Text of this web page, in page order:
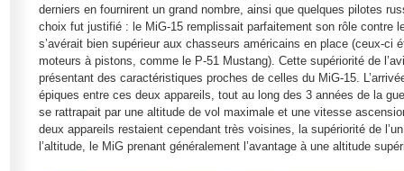
derniers en fournirent un grand nombre, ainsi que quelques pilotes
choix fut justifié : le MiG-15 remplissait parfaitement son rôle contre
s’avérait bien supérieur aux chasseurs américains en place (ceux-
moteurs à pistons, comme le P-51 Mustang). Cette supériorité de
présentant des caractéristiques proches de celles du MiG-15.
épiques entre ces deux appareils, tout au long des 3 années de la
se rattrapait par une altitude de vol maximale et une vitesse
deux appareils restaient cependant très voisines, la supériorité de
l’altitude, le MiG prenant généralement l’avantage à une altitude